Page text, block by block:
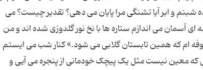
شبنم و ابر آیا تشنگی مرا پایان می دهی؟ تقدیر چیست؟ می
شمد سورمه ای آسمان می اندازم ستاره ها با نخ نور گلدوزی شده اند و من
ام که همین تابستان گلابی می شود.» کنار شب می ایستم
است من در دو قدمی تو در زندان قزاق گرفتارم 3 گاهی که معین نیست مثل یک پیچک خودمانی از پنجره می آیی و